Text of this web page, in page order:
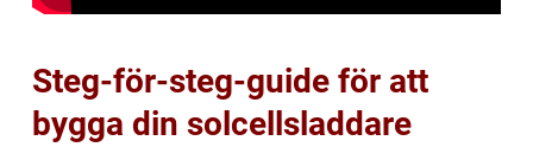
Steg-för-steg-guide för att
bygga din solcellsladdare